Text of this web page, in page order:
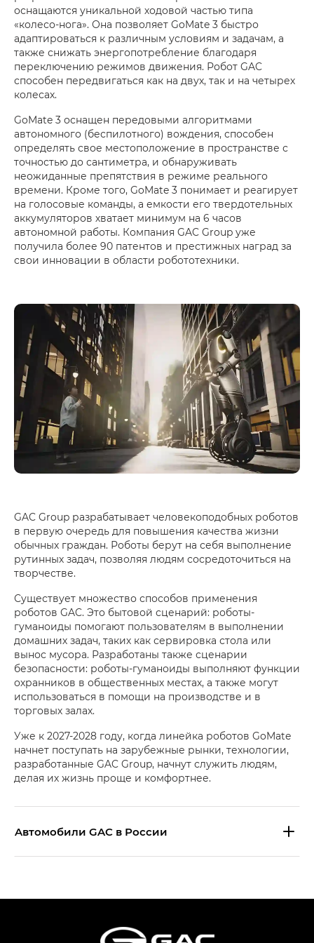
оснащаются уникальной ходовой частью типа
«колесо-нога». Она позволяет GoMate 3 быстро
адаптироваться к различным условиям и задачам, а
также снижать энергопотребление благодаря
переключению режимов движения. Робот GAC
способен передвигаться как на двух, так и на четырех
колесах.
GoMate 3 оснащен передовыми алгоритмами
автономного (беспилотного) вождения, способен
определять свое местоположение в пространстве с
точностью до сантиметра, и обнаруживать
неожиданные препятствия в режиме реального
времени. Кроме того, GoMate 3 понимает и реагирует
на голосовые команды, а емкости его твердотельных
аккумуляторов хватает минимум на 6 часов
автономной работы. Компания GAC Group уже
получила более 90 патентов и престижных наград за
свои инновации в области робототехники.
GAC Group разрабатывает человекоподобных роботов
в первую очередь для повышения качества жизни
обычных граждан. Роботы берут на себя выполнение
рутинных задач, позволяя людям сосредоточиться на
творчестве.
Существует множество способов применения
роботов GAC. Это бытовой сценарий: роботы-
гуманоиды помогают пользователям в выполнении
домашних задач, таких как сервировка стола или
вынос мусора. Разработаны также сценарии
безопасности: роботы-гуманоиды выполняют функции
охранников в общественных местах, а также могут
использоваться в помощи на производстве и в
торговых залах.
Уже к 2027-2028 году, когда линейка роботов GoMate
начнет поступать на зарубежные рынки, технологии,
разработанные GAC Group, начнут служить людям,
делая их жизнь проще и комфортнее.
Aвтомобили GAC в России
Эс Икс ПРЕМИУМ — SX PREMIUM
S7 — Эс 7 (S7) в комплектациях